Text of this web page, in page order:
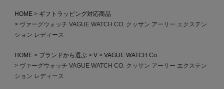
HOME
ギフトラッピング対応商品
ヴァーグウォッチ VAGUE WATCH CO. クッサン アーリー エクステン
ション レディース
HOME ブランドから選ぶ V
VAGUE WATCH Co.
ヴァーグウォッチ VAGUE WATCH CO. クッサン アーリー エクステン
ション レディース